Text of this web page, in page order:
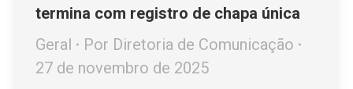
termina com registro de chapa única
Geral
Por Diretoria de Comunicação
27 de novembro de 2025